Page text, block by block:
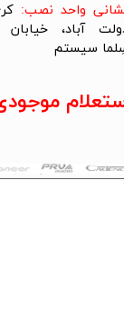
تمام حقوق
واحد نصب:
سیستم​​​​​​​